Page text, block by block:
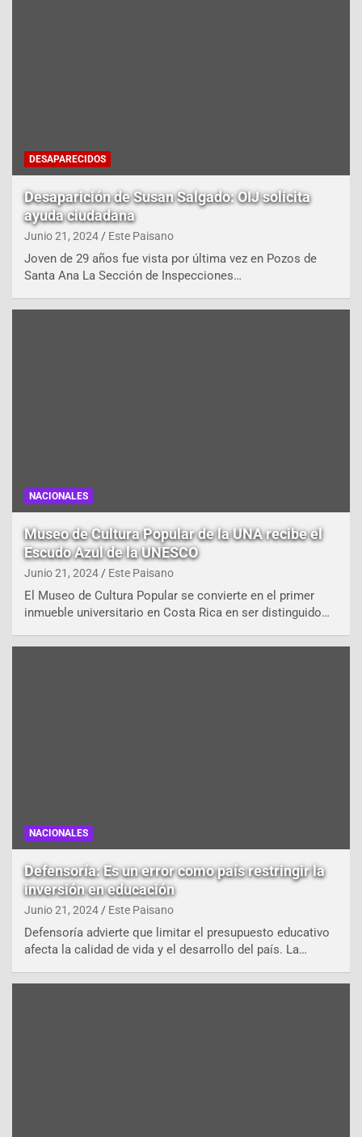
DESAPARECIDOS
Desaparición de Susan Salgado: OIJ solicita
ayuda ciudadana
Junio 21, 2024 Este Paisano
Joven de 29 años fue vista por última vez en Pozos de
Santa Ana La Sección de Inspecciones…
NACIONALES
Museo de Cultura Popular de la UNA recibe el
Escudo Azul de la UNESCO
Junio 21, 2024 Este Paisano
El Museo de Cultura Popular se convierte en el primer
inmueble universitario en Costa Rica en ser distinguido…
NACIONALES
Defensoría: Es un error como país restringir la
inversión en educación
Junio 21, 2024 Este Paisano
Defensoría advierte que limitar el presupuesto educativo
afecta la calidad de vida y el desarrollo del país. La…